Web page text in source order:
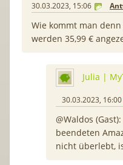
30.03.2023, 15:06
Wie kommt man
werden 35,99 €
Julia |
30.03.2023, 16:00
@Waldos
beendeten
nicht überlebt,